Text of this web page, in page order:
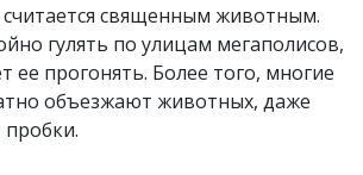
священным животным.
гулять по улицам мегаполисов,
ее прогонять. Более того, многие
объезжают животных, даже
пробки.